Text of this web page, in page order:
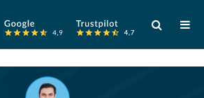
Verwende
Pfeile